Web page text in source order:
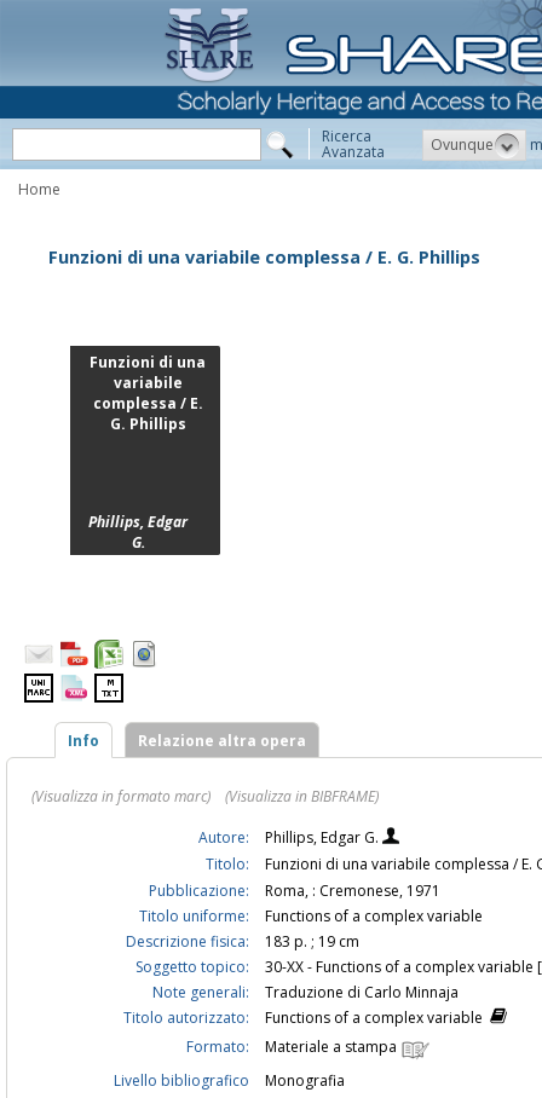
Ricerca
Avanzata Ovunque
Home
Funzioni di una variabile complessa / E. G. Phillips
Funzioni di una
variabile
complessa / E.
G. Phillips
Phillips, Edgar
G.
Info Relazione altra opera
(Visualizza in formato marc)
(Visualizza in BIBFRAME)
Autore:
Phillips, Edgar G.
Titolo:
Funzioni di una variabile complessa / E.
Pubblicazione:
Roma, : Cremonese, 1971
Titolo uniforme:
Functions of a complex variable
Descrizione fisica:
183 p. ; 19 cm
Soggetto topico:
30-XX - Functions of a complex variable
Note generali:
Traduzione di Carlo Minnaja
Titolo autorizzato:
Functions of a complex variable
Formato:
Materiale a stampa
Livello bibliografico
Monografia